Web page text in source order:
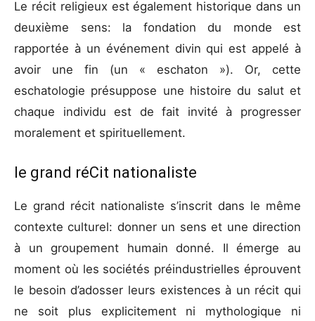
Le récit religieux est également historique dans un
deuxième sens: la fondation du monde est
rapportée à un événement divin qui est appelé à
avoir une fin (un « eschaton »). Or, cette
eschatologie présuppose une histoire du salut et
chaque individu est de fait invité à progresser
moralement et spirituellement.
le grand réCit nationaliste
Le grand récit nationaliste s’inscrit dans le même
contexte culturel: donner un sens et une direction
à un groupement humain donné. Il émerge au
moment où les sociétés préindustrielles éprouvent
le besoin d’adosser leurs existences à un récit qui
ne soit plus explicitement ni mythologique ni